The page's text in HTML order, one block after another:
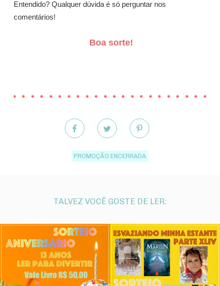
Entendido? Qualquer dúvida é só perguntar nos
comentários!
Boa sorte!
PROMOÇÃO ENCERRADA
TALVEZ VOCÊ GOSTE DE LER: